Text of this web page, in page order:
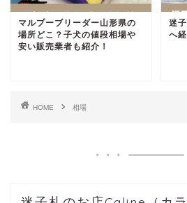
マルプーブリーダー山形県の
場所どこ？子犬の値段相場や
安い販売業者も紹介！
迷
へ
HOME 相場